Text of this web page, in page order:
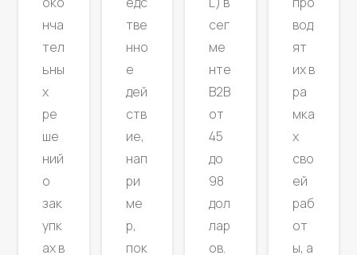
нча
тел
ьны
х
ре
ше
ний
о
зак
упк
ах в
тве
нно
е
дей
ств
ие,
нап
ри
ме
р,
пок
сег
ме
нте
B2B
от
45
до
98
дол
лар
ов.
вод
ят
их в
ра
мка
х
сво
ей
раб
от
ы, а